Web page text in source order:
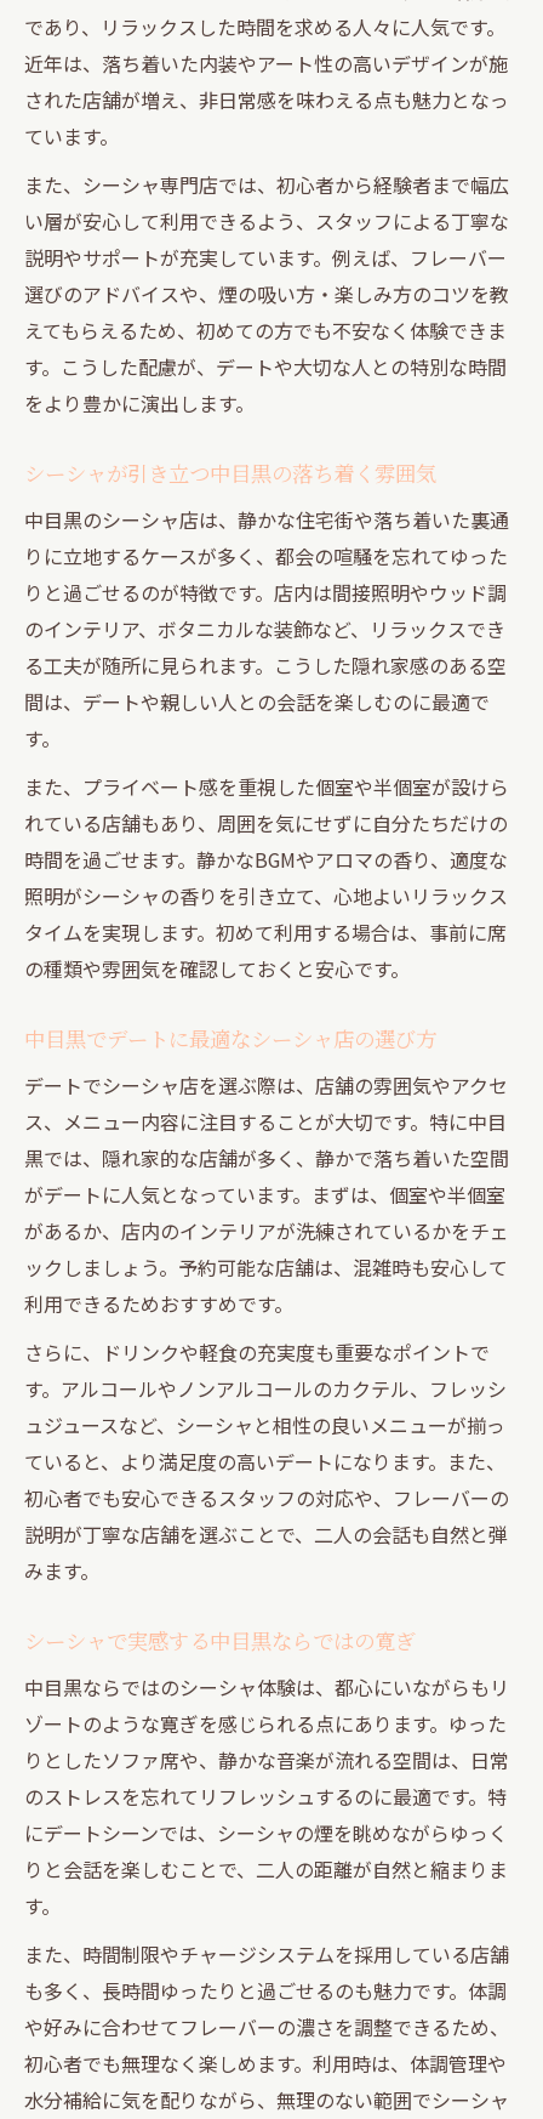
であり、リラックスした時間を求める人々に人気です。
近年は、落ち着いた内装やアート性の高いデザインが施
された店舗が増え、非日常感を味わえる点も魅力となっ
ています。
また、シーシャ専門店では、初心者から経験者まで幅広
い層が安心して利用できるよう、スタッフによる丁寧な
説明やサポートが充実しています。例えば、フレーバー
選びのアドバイスや、煙の吸い方・楽しみ方のコツを教
えてもらえるため、初めての方でも不安なく体験できま
す。こうした配慮が、デートや大切な人との特別な時間
をより豊かに演出します。
シーシャが引き立つ中目黒の落ち着く雰囲気
中目黒のシーシャ店は、静かな住宅街や落ち着いた裏通
りに立地するケースが多く、都会の喧騒を忘れてゆった
りと過ごせるのが特徴です。店内は間接照明やウッド調
のインテリア、ボタニカルな装飾など、リラックスでき
る工夫が随所に見られます。こうした隠れ家感のある空
間は、デートや親しい人との会話を楽しむのに最適で
す。
また、プライベート感を重視した個室や半個室が設けら
れている店舗もあり、周囲を気にせずに自分たちだけの
時間を過ごせます。静かなBGMやアロマの香り、適度な
照明がシーシャの香りを引き立て、心地よいリラックス
タイムを実現します。初めて利用する場合は、事前に席
の種類や雰囲気を確認しておくと安心です。
中目黒でデートに最適なシーシャ店の選び方
デートでシーシャ店を選ぶ際は、店舗の雰囲気やアクセ
ス、メニュー内容に注目することが大切です。特に中目
黒では、隠れ家的な店舗が多く、静かで落ち着いた空間
がデートに人気となっています。まずは、個室や半個室
があるか、店内のインテリアが洗練されているかをチェ
ックしましょう。予約可能な店舗は、混雑時も安心して
利用できるためおすすめです。
さらに、ドリンクや軽食の充実度も重要なポイントで
す。アルコールやノンアルコールのカクテル、フレッシ
ュジュースなど、シーシャと相性の良いメニューが揃っ
ていると、より満足度の高いデートになります。また、
初心者でも安心できるスタッフの対応や、フレーバーの
説明が丁寧な店舗を選ぶことで、二人の会話も自然と弾
みます。
シーシャで実感する中目黒ならではの寛ぎ
中目黒ならではのシーシャ体験は、都心にいながらもリ
ゾートのような寛ぎを感じられる点にあります。ゆった
りとしたソファ席や、静かな音楽が流れる空間は、日常
のストレスを忘れてリフレッシュするのに最適です。特
にデートシーンでは、シーシャの煙を眺めながらゆっく
りと会話を楽しむことで、二人の距離が自然と縮まりま
す。
また、時間制限やチャージシステムを採用している店舗
も多く、長時間ゆったりと過ごせるのも魅力です。体調
や好みに合わせてフレーバーの濃さを調整できるため、
初心者でも無理なく楽しめます。利用時は、体調管理や
水分補給に気を配りながら、無理のない範囲でシーシャ